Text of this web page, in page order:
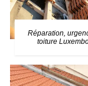
Réparation,
toiture